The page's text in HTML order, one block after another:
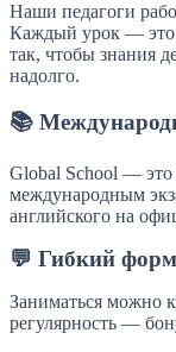
Наши педагоги
Каждый урок — это
так, чтобы знания
надолго.
📚
Global School — это
международным
английского на
💬 Гибкий
Заниматься можно
регулярность —